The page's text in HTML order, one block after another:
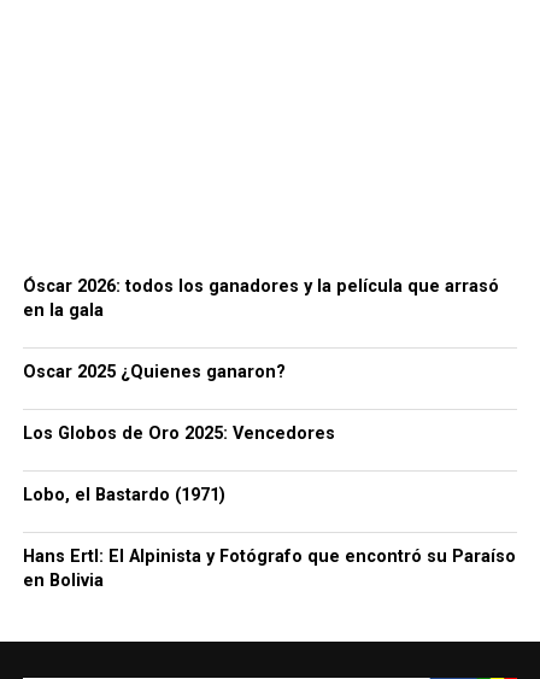
Óscar 2026: todos los ganadores y la película que arrasó
en la gala
Oscar 2025 ¿Quienes ganaron?
Los Globos de Oro 2025: Vencedores
Lobo, el Bastardo (1971)
Hans Ertl: El Alpinista y Fotógrafo que encontró su Paraíso
en Bolivia